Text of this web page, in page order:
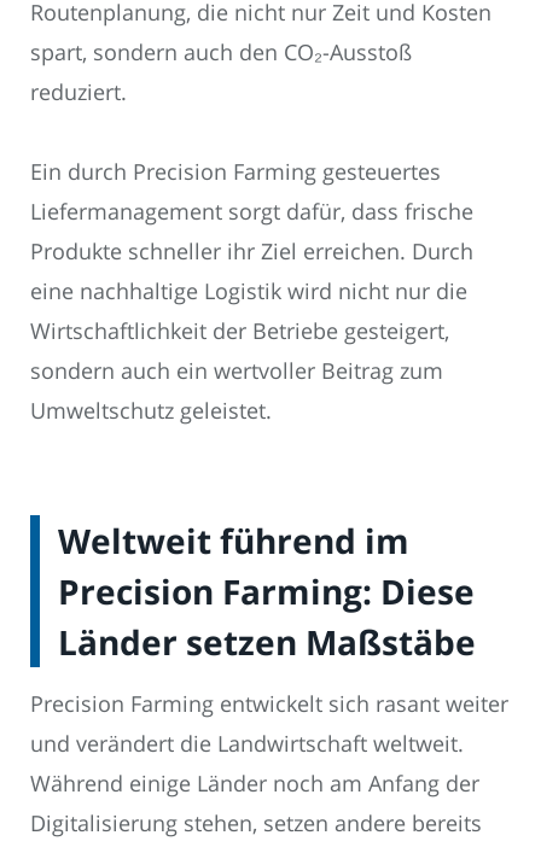
Routenplanung, die nicht nur Zeit und Kosten
spart, sondern auch den CO₂-Ausstoß
reduziert.
Ein durch Precision Farming gesteuertes
Liefermanagement sorgt dafür, dass frische
Produkte schneller ihr Ziel erreichen. Durch
eine nachhaltige Logistik wird nicht nur die
Wirtschaftlichkeit der Betriebe gesteigert,
sondern auch ein wertvoller Beitrag zum
Umweltschutz geleistet.
Weltweit führend im
Precision Farming: Diese
Länder setzen Maßstäbe
Precision Farming entwickelt sich rasant weiter
und verändert die Landwirtschaft weltweit.
Während einige Länder noch am Anfang der
Digitalisierung stehen, setzen andere bereits